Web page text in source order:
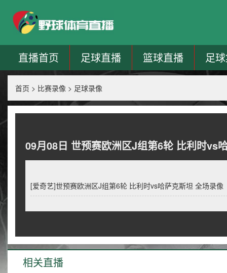
直播首页 足球直播 篮球直播 足
首页 > 比赛录像 > 足球录像
09月08日 世预赛欧洲区J组第6轮 比利时vs
[爱奇艺]世预赛欧洲区J组第6轮 比利时vs哈萨克斯坦 全场录像
相关直播